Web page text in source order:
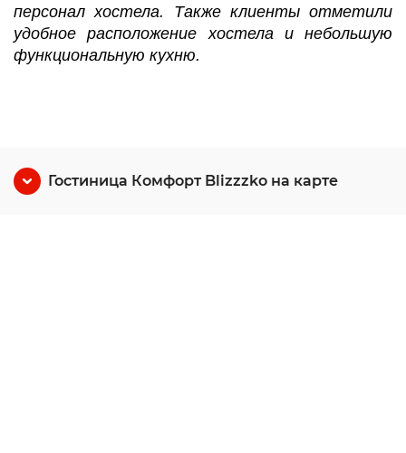
персонал хостела. Также клиенты отметили
удобное расположение хостела и небольшую
функциональную кухню.
Гостиница Комфорт Blizzzko на карте